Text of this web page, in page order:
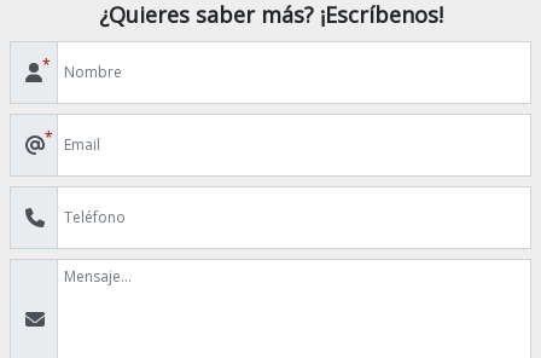
¿Quieres saber más? ¡Escríbenos!
*
*